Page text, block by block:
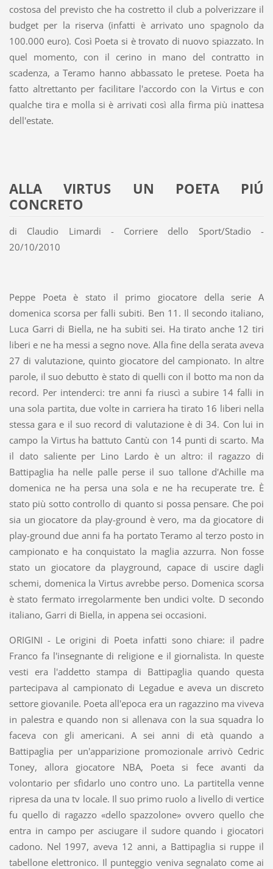
costosa del previsto che ha costretto il club a polverizzare il
budget per la riserva (infatti è arrivato uno spagnolo da
100.000 euro). Così Poeta si è trovato di nuovo spiazzato. In
quel momento, con il cerino in mano del contratto in
scadenza, a Teramo hanno abbassato le pretese. Poeta ha
fatto altrettanto per facilitare l'accordo con la Virtus e con
qualche tira e molla si è arrivati così alla firma più inattesa
dell'estate.
ALLA VIRTUS UN POETA PIÚ
CONCRETO
di Claudio Limardi - Corriere dello Sport/Stadio -
20/10/2010
Peppe Poeta è stato il primo giocatore della serie A
domenica scorsa per falli subiti. Ben 11. Il secondo italiano,
Luca Garri di Biella, ne ha subiti sei. Ha tirato anche 12 tiri
liberi e ne ha messi a segno nove. Alla fine della serata aveva
27 di valutazione, quinto giocatore del campionato. In altre
parole, il suo debutto è stato di quelli con il botto ma non da
record. Per intenderci: tre anni fa riuscì a subire 14 falli in
una sola partita, due volte in carriera ha tirato 16 liberi nella
stessa gara e il suo record di valutazione è di 34. Con lui in
campo la Virtus ha battuto Cantù con 14 punti di scarto. Ma
il dato saliente per Lino Lardo è un altro: il ragazzo di
Battipaglia ha nelle palle perse il suo tallone d'Achille ma
domenica ne ha persa una sola e ne ha recuperate tre. È
stato più sotto controllo di quanto si possa pensare. Che poi
sia un giocatore da play-ground è vero, ma da giocatore di
play-ground due anni fa ha portato Teramo al terzo posto in
campionato e ha conquistato la maglia azzurra. Non fosse
stato un giocatore da playground, capace di uscire dagli
schemi, domenica la Virtus avrebbe perso. Domenica scorsa
è stato fermato irregolarmente ben undici volte. D secondo
italiano, Garri di Biella, in appena sei occasioni.
ORIGINI - Le origini di Poeta infatti sono chiare: il padre
Franco fa l'insegnante di religione e il giornalista. In queste
vesti era l'addetto stampa di Battipaglia quando questa
partecipava al campionato di Legadue e aveva un discreto
settore giovanile. Poeta all'epoca era un ragazzino ma viveva
in palestra e quando non si allenava con la sua squadra lo
faceva con gli americani. A sei anni di età quando a
Battipaglia per un'apparizione promozionale arrivò Cedric
Toney, allora giocatore NBA, Poeta si fece avanti da
volontario per sfidarlo uno contro uno. La partitella venne
ripresa da una tv locale. Il suo primo ruolo a livello di vertice
fu quello di ragazzo «dello spazzolone» ovvero quello che
entra in campo per asciugare il sudore quando i giocatori
cadono. Nel 1997, aveva 12 anni, a Battipaglia si ruppe il
tabellone elettronico. Il punteggio veniva segnalato come ai